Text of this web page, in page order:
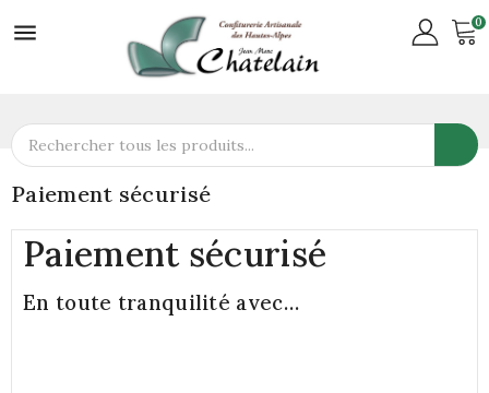
 0
Paiement sécurisé
Paiement sécurisé
En toute tranquilité avec…